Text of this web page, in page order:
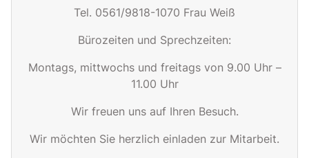
Tel. 0561/9818-1070 Frau Weiß
Bürozeiten und Sprechzeiten:
Montags, mittwochs und freitags von 9.00 Uhr –
11.00 Uhr
Wir freuen uns auf Ihren Besuch.
Wir möchten Sie herzlich einladen zur Mitarbeit.